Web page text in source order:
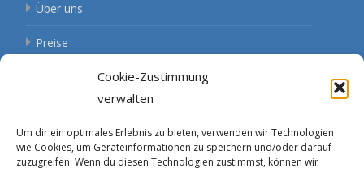
Cookie-Zustimmung
verwalten
Um dir ein optimales Erlebnis zu bieten, verwenden wir Technologien
wie Cookies, um Geräteinformationen zu speichern und/oder darauf
zuzugreifen. Wenn du diesen Technologien zustimmst, können wir
Über uns
Preise
Öffnungszeiten
Kontakt